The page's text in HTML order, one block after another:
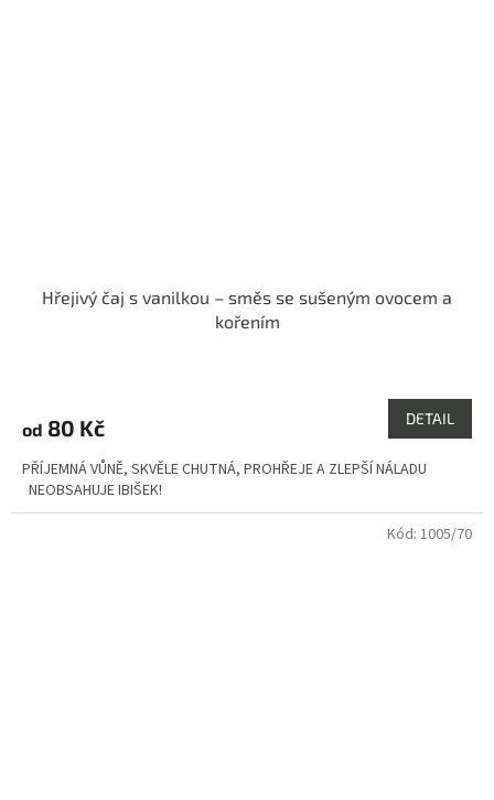
Hřejivý čaj s vanilkou – směs se sušeným ovocem a
kořením
je
z
hvězdiček.
od 80 Kč DETAIL
PŘÍJEMNÁ VŮNĚ, SKVĚLE CHUTNÁ, PROHŘEJE A ZLEPŠÍ NÁLADU
NEOBSAHUJE IBIŠEK!
Kód: 1005/70